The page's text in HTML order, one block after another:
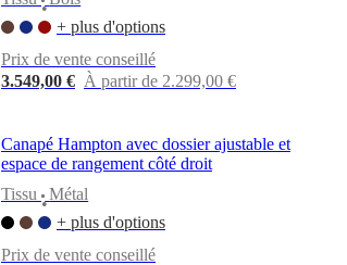
•
+ plus d'options
Prix de vente conseillé
3.549,00 € À partir de 2.299,00 €
Canapé Hampton avec dossier ajustable et
espace de rangement côté droit
Tissu
•
Métal
+ plus d'options
Prix de vente conseillé